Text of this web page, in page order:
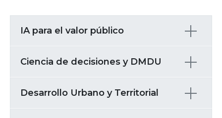
IA para el valor público
Ciencia de decisiones y DMDU
Desarrollo Urbano y Territorial